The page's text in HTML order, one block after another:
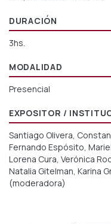
DURACIÓN
3hs.
MODALIDAD
Presencial
EXPOSITOR /
Santiago Olivera,
Fernando Espósito,
Lorena Cura, Verónica
Natalia Gitelman, Karina
(moderadora)